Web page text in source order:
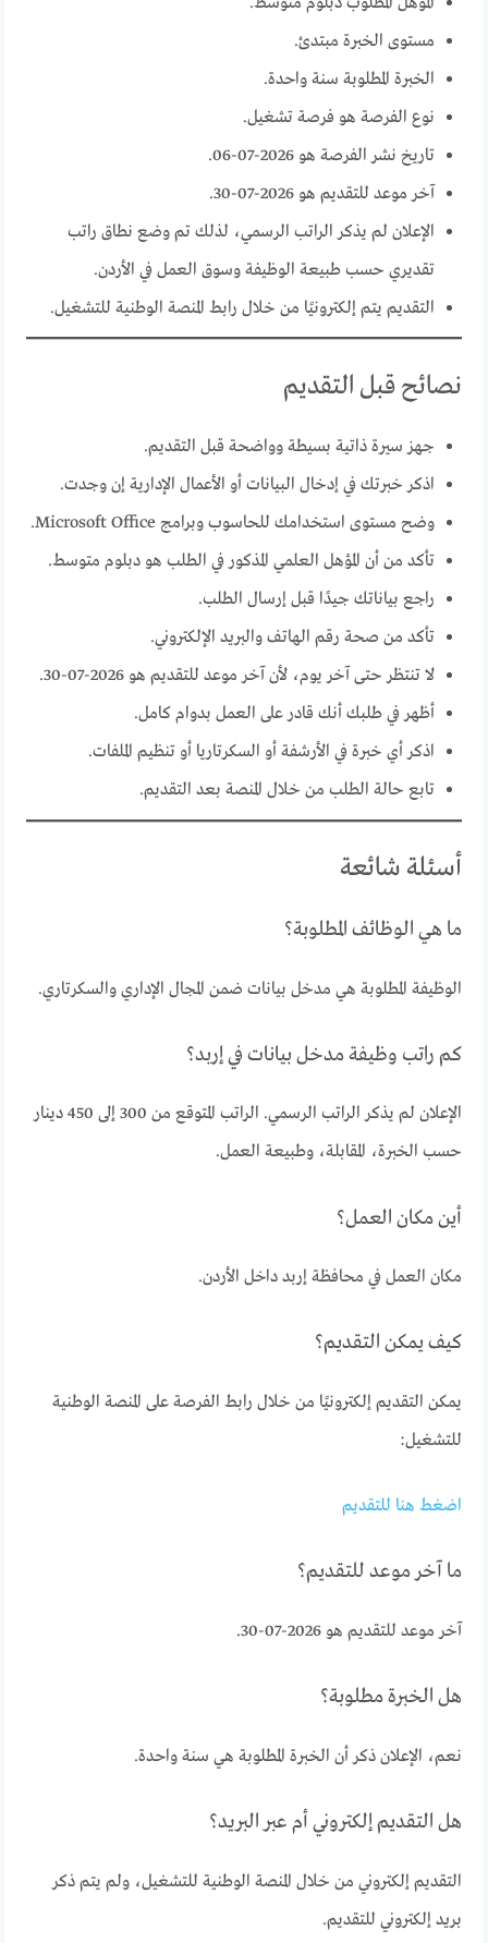
مستوى الخبرة مبتدئ.
الخبرة المطلوبة سنة واحدة.
نوع الفرصة هو فرصة تشغيل.
تاريخ نشر الفرصة هو 2026-07-06.
آخر موعد للتقديم هو 2026-07-30.
الإعلان لم يذكر الراتب الرسمي، لذلك تم وضع نطاق راتب
تقديري حسب طبيعة الوظيفة وسوق العمل في الأردن.
التقديم يتم إلكترونيًا من خلال رابط المنصة الوطنية للتشغيل.
نصائح قبل التقديم
جهز سيرة ذاتية بسيطة وواضحة قبل التقديم.
اذكر خبرتك في إدخال البيانات أو الأعمال الإدارية إن وجدت.
وضح مستوى استخدامك للحاسوب وبرامج Microsoft Office.
تأكد من أن المؤهل العلمي المذكور في الطلب هو دبلوم متوسط.
راجع بياناتك جيدًا قبل إرسال الطلب.
تأكد من صحة رقم الهاتف والبريد الإلكتروني.
لا تنتظر حتى آخر يوم، لأن آخر موعد للتقديم هو 2026-07-30.
أظهر في طلبك أنك قادر على العمل بدوام كامل.
اذكر أي خبرة في الأرشفة أو السكرتاريا أو تنظيم الملفات.
تابع حالة الطلب من خلال المنصة بعد التقديم.
أسئلة شائعة
ما هي الوظائف المطلوبة؟
الوظيفة المطلوبة هي مدخل بيانات ضمن المجال الإداري والسكرتاري.
كم راتب وظيفة مدخل بيانات في إربد؟
الإعلان لم يذكر الراتب الرسمي. الراتب المتوقع من 300 إلى 450 دينار
حسب الخبرة، المقابلة، وطبيعة العمل.
أين مكان العمل؟
مكان العمل في محافظة إربد داخل الأردن.
كيف يمكن التقديم؟
يمكن التقديم إلكترونيًا من خلال رابط الفرصة على المنصة الوطنية
للتشغيل:
اضغط هنا للتقديم
ما آخر موعد للتقديم؟
آخر موعد للتقديم هو 2026-07-30.
هل الخبرة مطلوبة؟
نعم، الإعلان ذكر أن الخبرة المطلوبة هي سنة واحدة.
هل التقديم إلكتروني أم عبر البريد؟
التقديم إلكتروني من خلال المنصة الوطنية للتشغيل، ولم يتم ذكر
بريد إلكتروني للتقديم.